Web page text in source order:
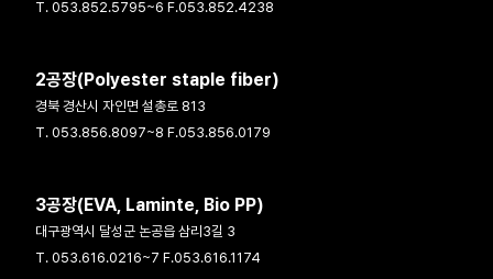
T. 053.852.5795~6 F.053.852.4238
2공장(Polyester staple fiber)
경북 경산시 자인면 설총로 813
T. 053.856.8097~8 F.053.856.0179
3공장(EVA, Laminte, Bio PP)
대구광역시 달성군 논공읍 삼리3길 3
T. 053.616.0216~7 F.053.616.1174